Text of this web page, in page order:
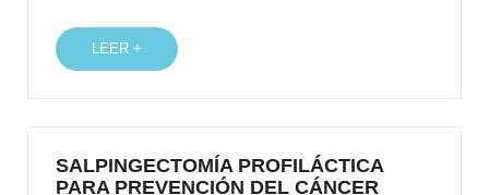
LEER +
SALPINGECTOMÍA PROFILÁCTICA
PARA PREVENCIÓN DEL CÁNCER